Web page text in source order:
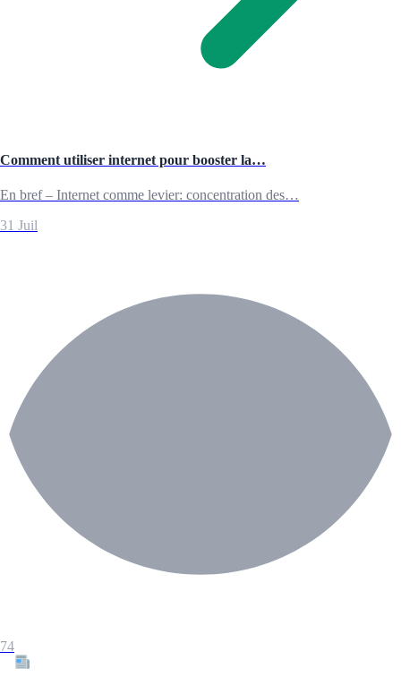
Comment utiliser internet pour booster la…
En bref – Internet comme levier: concentration des…
31 Juil
74